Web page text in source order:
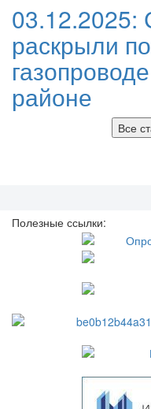
03.12.2025:
раскрыли
районе
Все
Полезные ссылки: